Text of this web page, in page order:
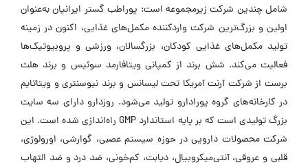
شامل چندین شرکت زیرمجموعه است: پوراطب گستر ایرانیان به‌عنوان
اولین و بزرگ‌ترین شرکت واردکننده مکمل‌های غذایی، اکنون در زمینه
تولید مکمل‌های غذایی کودکان، بزرگسالان، ورزشی و پروبیوتیک‌ها
فعالیت می‌کند. شش برند از کمپانی ویتافارمد سوئیس و برند هلث
برست از شرکت آرنت آمریکا تحت لیسانس و برند نیوسنتری و ویتاتایم
در کارخانه‌های گروه پورادارو تولید می‌شود. روزدارو دارای سه سایت
بزرگ تولیدی است که بر پایه استاندارد GMP راه‌اندازی شده است. این
شرکت محصولات دارویی در حوزه سیستم عصبی، گوارشی، اورولوژی،
قلبی و عروقی، آنتی‌میکروبیال، دیابت، کم‌خونی، ضد درد و ضد التهاب